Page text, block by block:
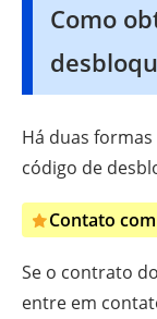
Como
Há duas
código de
Contato
Se o contrato
entre em